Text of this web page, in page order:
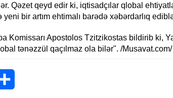
Qəzet qeyd edir ki, iqtisadçılar qlobal
bir artım ehtimalı barədə xəbərdarlıq
Komissarı Apostolos Tzitzikostas bildirib ki,
tənəzzül qaçılmaz ola bilər". /Musavat.com/